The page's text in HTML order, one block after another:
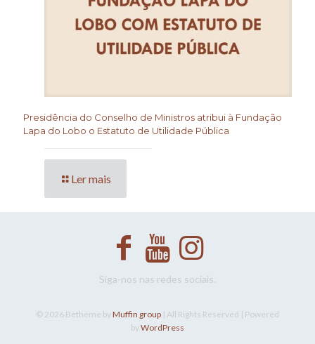
Presidência do Conselho de Ministros atribui à Fundação
Lapa do Lobo o Estatuto de Utilidade Pública
Ler mais
Siga-nos nas redes sociais.
© 2026 Betheme byMuffin group | All Rights Reserved | Powered
byWordPress